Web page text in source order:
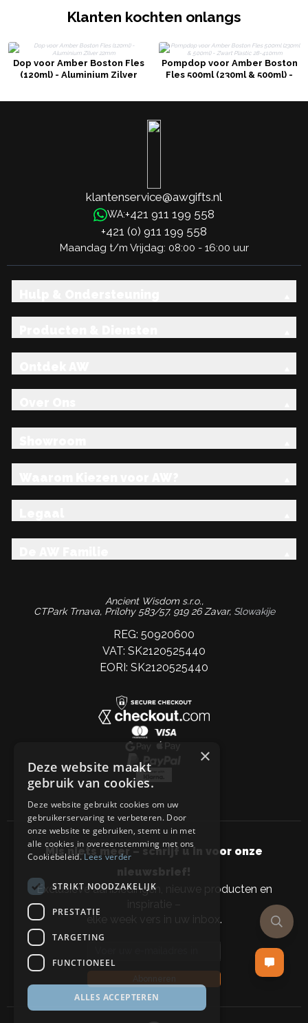
Klanten kochten onlangs
Dop voor Amber Boston Fles
(120ml) - Aluminium Zilver
Pompdop voor Amber Boston
Fles 500ml (230ml & 500ml) -
klantenservice@awgifts.nl
WA:+421 911 199 558
+421 (0) 911 199 558
Maandag t/m Vrijdag: 08:00 - 16:00 uur
Ancient Wisdom s.r.o.,
CTPark Trnava, Prílohy 583/57, 919 26 Zavar, Slowakije
REG: 50920600
VAT: SK2120525440
EORI: SK2120525440
Mis niets meer – schrijf u in voor onze
nieuwsbrief!
Exclusieve aanbiedingen, nieuwe producten en
inspiratie –
elke week vers in uw inbox.
×
Deze website maakt
gebruik van cookies.
Deze website gebruikt cookies om uw
gebruikerservaring te verbeteren. Door
onze website te gebruiken, stemt u in met
alle cookies in overeenstemming met ons
Cookiebeleid.Lees verder
STRIKT NOODZAKELIJK
PRESTATIE
TARGETING
FUNCTIONEEL
ALLES ACCEPTEREN